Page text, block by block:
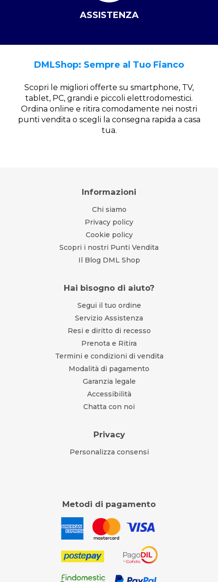
ASSISTENZA
DMLShop: Sempre al Tuo Fianco
Scopri le migliori offerte su smartphone, TV,
tablet, PC, grandi e piccoli elettrodomestici.
Ordina online e ritira comodamente nei nostri
punti vendita o scegli la consegna rapida a casa
tua.
Informazioni
Chi siamo
Privacy policy
Cookie policy
Scopri i nostri Punti Vendita
Il Blog DML Shop
Hai bisogno di aiuto?
Segui il tuo ordine
Servizio Assistenza
Resi e diritto di recesso
Prenota e Ritira
Termini e condizioni di vendita
Modalità di pagamento
Garanzia legale
Accessibilità
Chatta con noi
Privacy
Personalizza consensi
Metodi di pagamento